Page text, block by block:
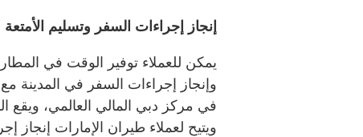
إنجاز إجراءات السفر وتسليم
يمكن للعملاء توفير الوقت في
وإنجاز إجراءات السفر في المدينة
في مركز دبي المالي العالمي،
ويتيح لعملاء طيران الإمارات إنجاز